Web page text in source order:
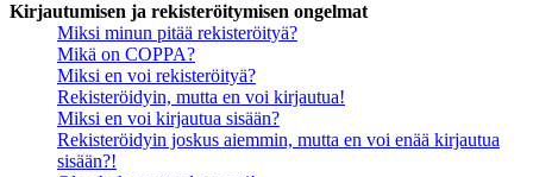
Kirjautumisen ja rekisteröitymisen ongelmat
Miksi minun pitää rekisteröityä?
Mikä on COPPA?
Miksi en voi rekisteröityä?
Rekisteröidyin, mutta en voi kirjautua!
Miksi en voi kirjautua sisään?
Rekisteröidyin joskus aiemmin, mutta en voi enää kirjautua
sisään?!